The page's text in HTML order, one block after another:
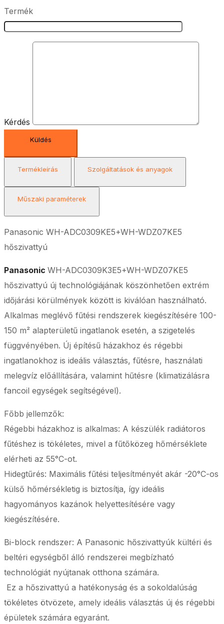
Termék
Kérdés
Termékleírás Szolgáltatások és anyagok
Műszaki paraméterek
Panasonic WH-ADC0309KE5+WH-WDZ07KE5
hőszivattyú
Panasonic WH-ADC0309K3E5+WH-WDZ07KE5
hőszivattyú új technológiájának köszönhetően extrém
időjárási körülmények között is kiválóan használható.
Alkalmas meglévő fűtési rendszerek kiegészítésére 100-
150 m² alapterületű ingatlanok esetén, a szigetelés
függvényében. Új építésű házakhoz és régebbi
ingatlanokhoz is ideális választás, fűtésre, használati
melegvíz előállítására, valamint hűtésre (klimatizálásra
fancoil egységek segítségével).
Főbb jellemzők:
Régebbi házakhoz is alkalmas: A készülék radiátoros
fűtéshez is tökéletes, mivel a fűtőközeg hőmérséklete
elérheti az 55°C-ot.
Hidegtűrés: Maximális fűtési teljesítményét akár -20°C-os
külső hőmérsékletig is biztosítja, így ideális
hagyományos kazánok helyettesítésére vagy
kiegészítésére.
Bi-block rendszer: A Panasonic hőszivattyúk kültéri és
beltéri egységből álló rendszerei megbízható
technológiát nyújtanak otthona számára.
Ez a hőszivattyú a hatékonyság és a sokoldalúság
tökéletes ötvözete, amely ideális választás új és régebbi
épületek számára egyaránt.